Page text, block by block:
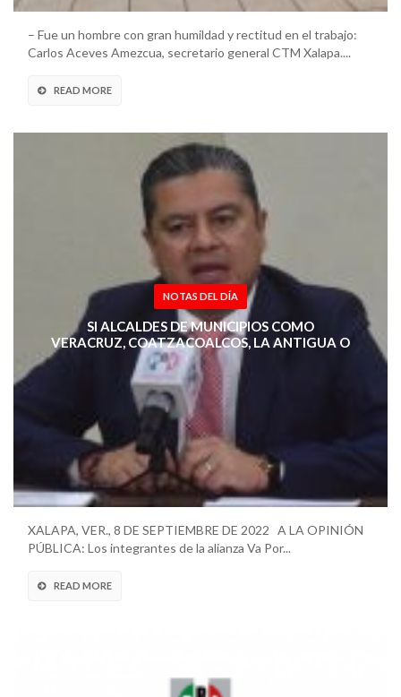
– Fue un hombre con gran humildad y rectitud en el trabajo:
Carlos Aceves Amezcua, secretario general CTM Xalapa....
READ MORE
NOTAS DEL DÍA
SI ALCALDES DE MUNICIPIOS COMO
VERACRUZ, COATZACOALCOS, LA ANTIGUA O
ACAYUCAN, FORMULAN LA NEGATIVA POR
ESCRITO, PRI VERACRUZ EXIGIRÁ SE RETIRE LA
PROPUESTA DE AMPLIAR HASTA CUATRO
AÑOS MÁS LA PRESENCIA DE LAS FUERZAS
ARMADAS EN LAS CALLES.
XALAPA, VER., 8 DE SEPTIEMBRE DE 2022 A LA OPINIÓN
PÚBLICA: Los integrantes de la alianza Va Por...
READ MORE